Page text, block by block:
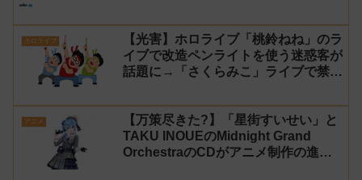
ホロライブ
【光害】ホロライブ「桃鈴ねね」のラ
イブで改造ペンライトを使う迷惑客が
話題に→「さくらみこ」ライブで禁止
アニメ
【万策尽きた?】「星街すいせい」と
TAKU INOUEのMidnight Grand
OrchestraのCDがアニメ制作の進行